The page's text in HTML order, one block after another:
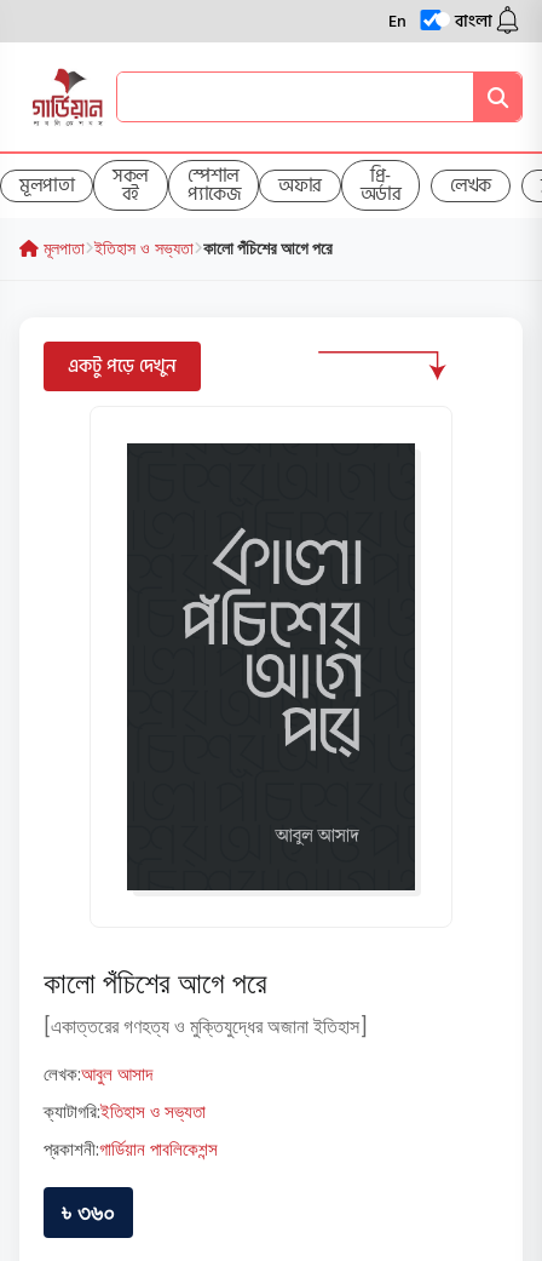
En বাংলা
মূলপাতা সকল
বই
স্পেশাল
প্যাকেজ অফার প্রি-
অর্ডার লেখক
মূলপাতা ইতিহাস ও সভ্যতা কালো পঁচিশের আগে পরে
একটু পড়ে দেখুন
কালো পঁচিশের আগে পরে
[একাত্তরের গণহত্য ও মুক্তিযুদ্ধের অজানা ইতিহাস]
লেখক:আবুল আসাদ
ক্যাটাগরি:ইতিহাস ও সভ্যতা
প্রকাশনী:গার্ডিয়ান পাবলিকেশন্স
৳ ৩৬০